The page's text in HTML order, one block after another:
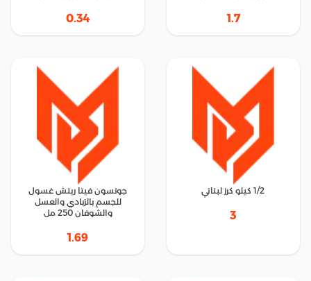
1.7
0.34
1/2 كيلو كرز لبناني
3
جونسون فيتا ريتش غسول
للجسم بالزبادي والعسل
والشوفان 250 مل
1.69